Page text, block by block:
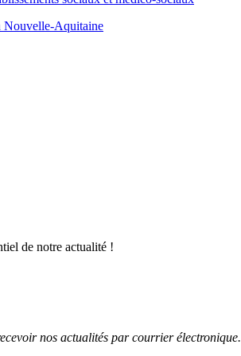
Nouvelle-Aquitaine
de notre actualité !
nos actualités par courrier électronique.